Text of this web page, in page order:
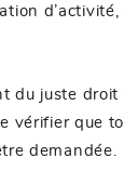
du juste droit
vérifier que
demandée.